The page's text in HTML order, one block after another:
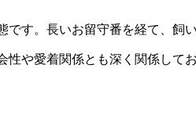
です。長いお留守番を経て、飼
性や愛着関係とも深く関係して